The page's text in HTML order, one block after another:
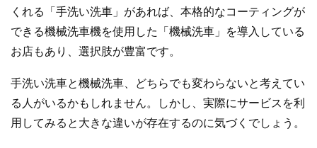
くれる「手洗い洗車」があれば、本格的なコーティングが
できる機械洗車機を使用した「機械洗車」を導入している
お店もあり、選択肢が豊富です。
手洗い洗車と機械洗車、どちらでも変わらないと考えてい
る人がいるかもしれません。しかし、実際にサービスを利
用してみると大きな違いが存在するのに気づくでしょう。